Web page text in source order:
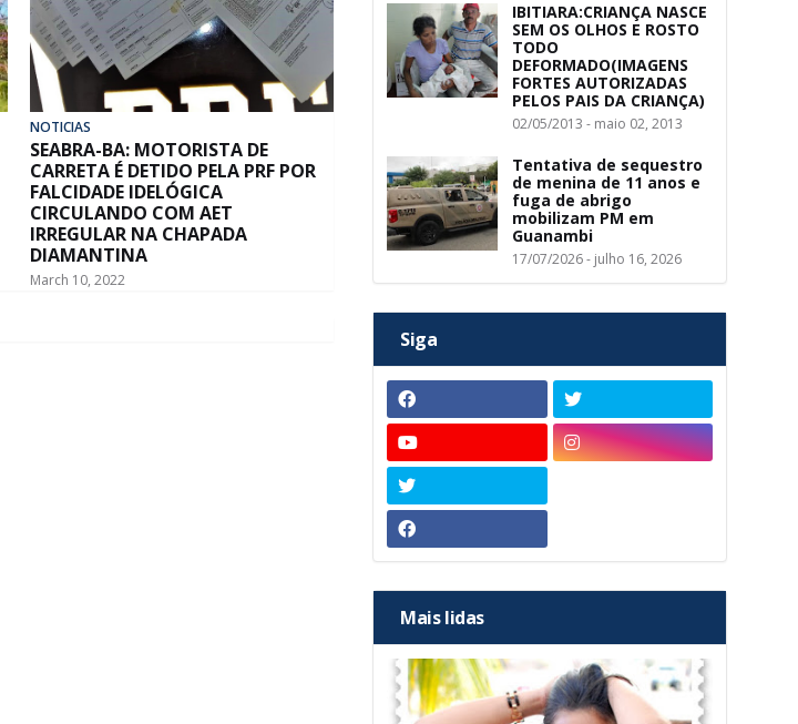
NOTICIAS
SEABRA-BA: MOTORISTA DE
CARRETA É DETIDO PELA PRF POR
FALCIDADE IDELÓGICA
CIRCULANDO COM AET
IRREGULAR NA CHAPADA
DIAMANTINA
March 10, 2022
IBITIARA:CRIANÇA NASCE
SEM OS OLHOS E ROSTO
TODO
DEFORMADO(IMAGENS
FORTES AUTORIZADAS
PELOS PAIS DA CRIANÇA)
02/05/2013 - maio 02, 2013
Tentativa de sequestro
de menina de 11 anos e
fuga de abrigo
mobilizam PM em
Guanambi
17/07/2026 - julho 16, 2026
Siga
Mais lidas